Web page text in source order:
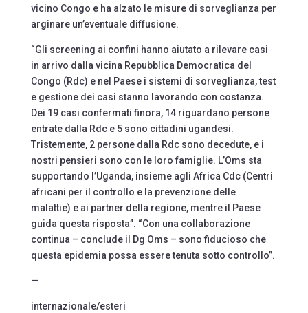
vicino Congo e ha alzato le misure di sorveglianza per
arginare un’eventuale diffusione.
“Gli screening ai confini hanno aiutato a rilevare casi
in arrivo dalla vicina Repubblica Democratica del
Congo (Rdc) e nel Paese i sistemi di sorveglianza, test
e gestione dei casi stanno lavorando con costanza.
Dei 19 casi confermati finora, 14 riguardano persone
entrate dalla Rdc e 5 sono cittadini ugandesi.
Tristemente, 2 persone dalla Rdc sono decedute, e i
nostri pensieri sono con le loro famiglie. L’Oms sta
supportando l’Uganda, insieme agli Africa Cdc (Centri
africani per il controllo e la prevenzione delle
malattie) e ai partner della regione, mentre il Paese
guida questa risposta”. “Con una collaborazione
continua – conclude il Dg Oms – sono fiducioso che
questa epidemia possa essere tenuta sotto controllo”.
—
internazionale/esteri